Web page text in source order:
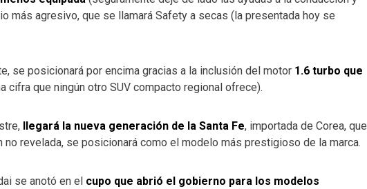
más agresivo, que se llamará Safety a secas (la presentada hoy se
se posicionará por encima gracias a la inclusión del motor 1.6 turbo que
cifra que ningún otro SUV compacto regional ofrece).
llegará la nueva generación de la Santa Fe, importada de Corea, que
revelada, se posicionará como el modelo más prestigioso de la marca.
se anotó en el cupo que abrió el gobierno para los modelos